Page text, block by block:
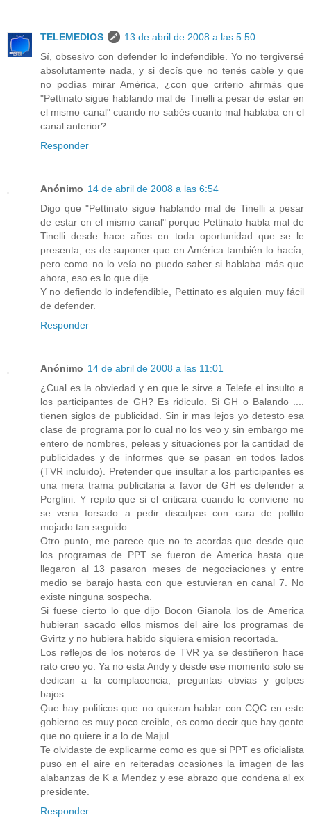
TELEMEDIOS
13 de abril de 2008 a las 5:50
Sí, obsesivo con defender lo indefendible. Yo no tergiversé
absolutamente nada, y si decís que no tenés cable y que
no podías mirar América, ¿con que criterio afirmás que
"Pettinato sigue hablando mal de Tinelli a pesar de estar en
el mismo canal" cuando no sabés cuanto mal hablaba en el
canal anterior?
Responder
Anónimo 14 de abril de 2008 a las 6:54
Digo que "Pettinato sigue hablando mal de Tinelli a pesar
de estar en el mismo canal" porque Pettinato habla mal de
Tinelli desde hace años en toda oportunidad que se le
presenta, es de suponer que en América también lo hacía,
pero como no lo veía no puedo saber si hablaba más que
ahora, eso es lo que dije.
Y no defiendo lo indefendible, Pettinato es alguien muy fácil
de defender.
Responder
Anónimo 14 de abril de 2008 a las 11:01
¿Cual es la obviedad y en que le sirve a Telefe el insulto a
los participantes de GH? Es ridiculo. Si GH o Balando ....
tienen siglos de publicidad. Sin ir mas lejos yo detesto esa
clase de programa por lo cual no los veo y sin embargo me
entero de nombres, peleas y situaciones por la cantidad de
publicidades y de informes que se pasan en todos lados
(TVR incluido). Pretender que insultar a los participantes es
una mera trama publicitaria a favor de GH es defender a
Perglini. Y repito que si el criticara cuando le conviene no
se veria forsado a pedir disculpas con cara de pollito
mojado tan seguido.
Otro punto, me parece que no te acordas que desde que
los programas de PPT se fueron de America hasta que
llegaron al 13 pasaron meses de negociaciones y entre
medio se barajo hasta con que estuvieran en canal 7. No
existe ninguna sospecha.
Si fuese cierto lo que dijo Bocon Gianola los de America
hubieran sacado ellos mismos del aire los programas de
Gvirtz y no hubiera habido siquiera emision recortada.
Los reflejos de los noteros de TVR ya se destiñeron hace
rato creo yo. Ya no esta Andy y desde ese momento solo se
dedican a la complacencia, preguntas obvias y golpes
bajos.
Que hay politicos que no quieran hablar con CQC en este
gobierno es muy poco creible, es como decir que hay gente
que no quiere ir a lo de Majul.
Te olvidaste de explicarme como es que si PPT es oficialista
puso en el aire en reiteradas ocasiones la imagen de las
alabanzas de K a Mendez y ese abrazo que condena al ex
presidente.
Responder